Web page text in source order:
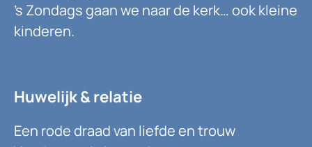
’s Zondags gaan we naar de kerk… ook kleine
kinderen.
Huwelijk & relatie
Een rode draad van liefde en trouw